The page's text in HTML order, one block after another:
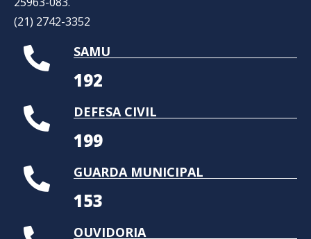
(21) 2742-3352​
SAMU
192
DEFESA CIVIL
199
GUARDA MUNICIPAL
153
OUVIDORIA